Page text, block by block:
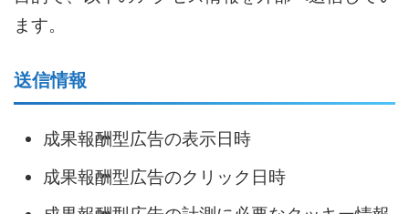
ます。
送信情報
成果報酬型広告の表示日時
成果報酬型広告のクリック日時